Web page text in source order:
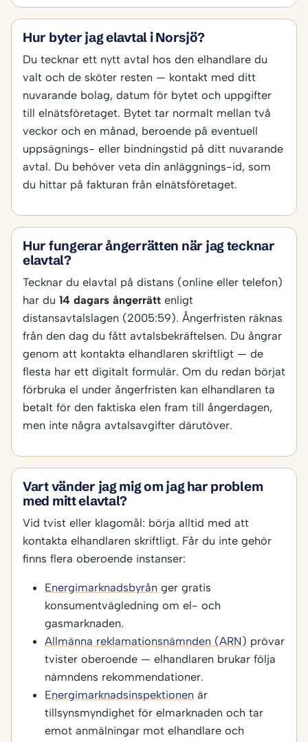
Hur byter jag elavtal i Norsjö?
Du tecknar ett nytt avtal hos den elhandlare du
valt och de sköter resten — kontakt med ditt
nuvarande bolag, datum för bytet och uppgifter
till elnätsföretaget. Bytet tar normalt mellan två
veckor och en månad, beroende på eventuell
uppsägnings- eller bindningstid på ditt nuvarande
avtal. Du behöver veta din anläggnings-id, som
du hittar på fakturan från elnätsföretaget.
Hur fungerar ångerrätten när jag tecknar
elavtal?
Tecknar du elavtal på distans (online eller telefon)
har du 14 dagars ångerrätt enligt
distansavtalslagen (2005:59). Ångerfristen räknas
från den dag du fått avtalsbekräftelsen. Du ångrar
genom att kontakta elhandlaren skriftligt — de
flesta har ett digitalt formulär. Om du redan börjat
förbruka el under ångerfristen kan elhandlaren ta
betalt för den faktiska elen fram till ångerdagen,
men inte några avtalsavgifter därutöver.
Vart vänder jag mig om jag har problem
med mitt elavtal?
Vid tvist eller klagomål: börja alltid med att
kontakta elhandlaren skriftligt. Får du inte gehör
finns flera oberoende instanser:
Energimarknadsbyrån ger gratis
konsumentvägledning om el- och
gasmarknaden.
Allmänna reklamationsnämnden (ARN) prövar
tvister oberoende — elhandlaren brukar följa
nämndens rekommendationer.
Energimarknadsinspektionen är
tillsynsmyndighet för elmarknaden och tar
emot anmälningar mot elhandlare och